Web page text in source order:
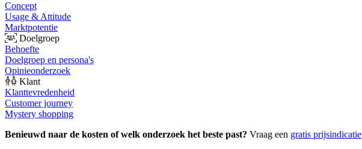
Concept
Usage & Attitude
Marktpotentie
Doelgroep
Behoefte
Doelgroep en persona's
Opinieonderzoek
Klant
Klanttevredenheid
Customer journey
Mystery shopping
Benieuwd naar de kosten of welk onderzoek het beste past? Vraag een gratis prijsindicatie